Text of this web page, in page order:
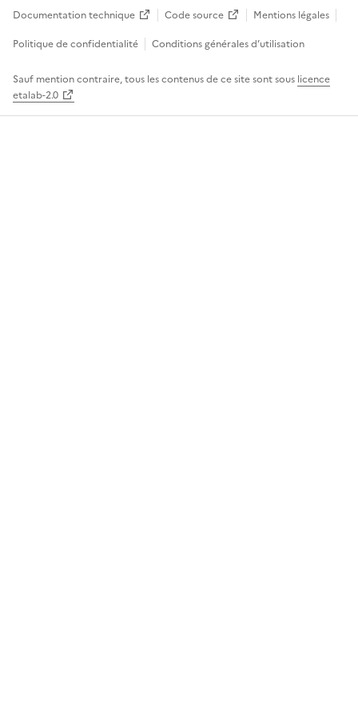
Documentation technique
Code source
Mentions légales
Politique de confidentialité
Conditions générales d’utilisation
Sauf mention contraire, tous les contenus de ce site sont sous licence
etalab-2.0